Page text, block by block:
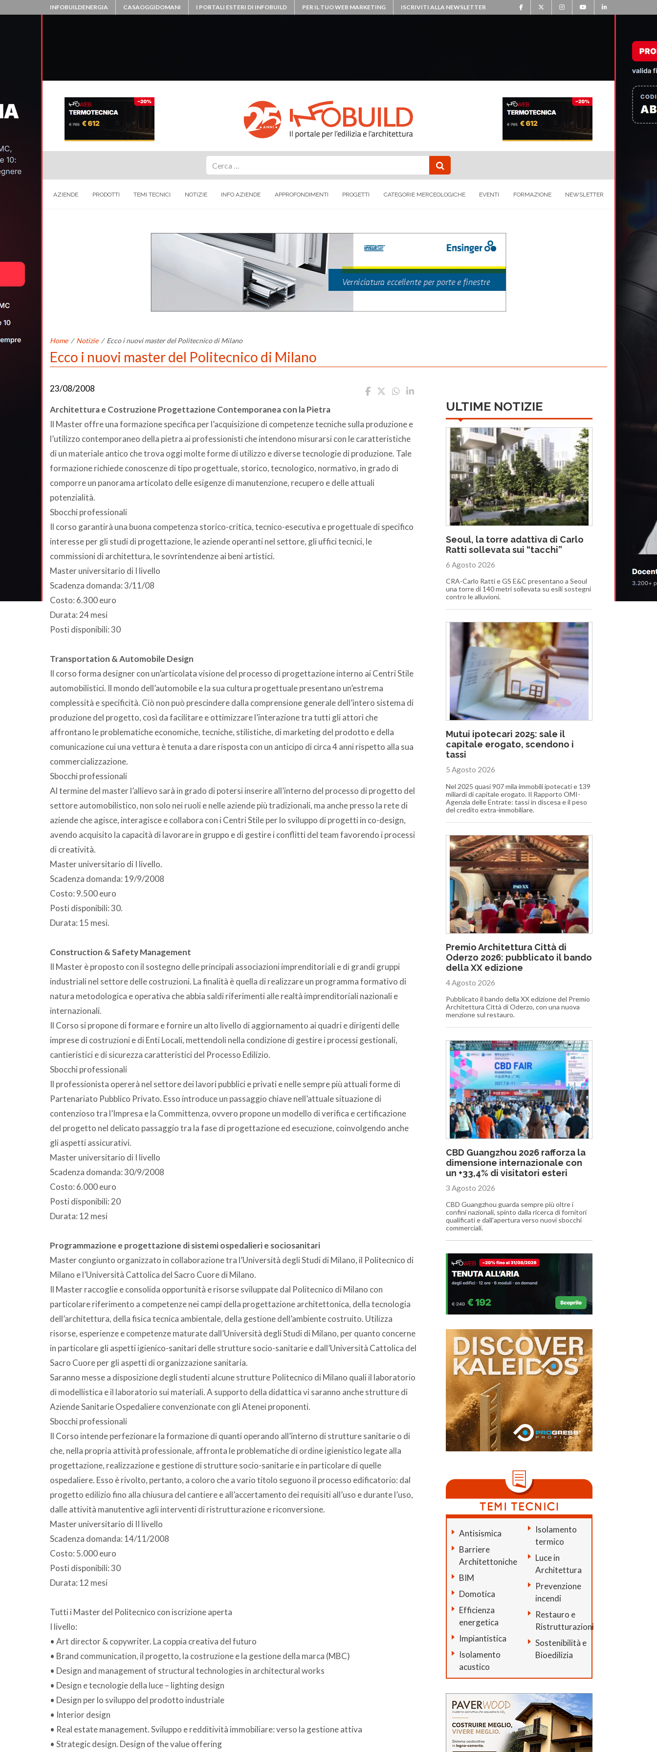
INFOBUILDENERGIA CASAOGGIDOMANI I PORTALI ESTERI DI INFOBUILD PER IL TUO WEB MARKETING ISCRIVITI ALLA NEWSLETTER
AZIENDE PRODOTTI TEMI TECNICI NOTIZIE INFO AZIENDE APPROFONDIMENTI PROGETTI CATEGORIE MERCEOLOGICHE EVENTI FORMAZIONE NEWSLETTER
Home / Notizie / Ecco i nuovi master del Politecnico di Milano
Ecco i nuovi master del Politecnico di Milano
23/08/2008
Architettura e Costruzione Progettazione Contemporanea con la Pietra
Il Master offre una formazione specifica per l’acquisizione di competenze tecniche sulla produzione e
l’utilizzo contemporaneo della pietra ai professionisti che intendono misurarsi con le caratteristiche
di un materiale antico che trova oggi molte forme di utilizzo e diverse tecnologie di produzione. Tale
formazione richiede conoscenze di tipo progettuale, storico, tecnologico, normativo, in grado di
comporre un panorama articolato delle esigenze di manutenzione, recupero e delle attuali
potenzialità.
Sbocchi professionali
Il corso garantirà una buona competenza storico-critica, tecnico-esecutiva e progettuale di specifico
interesse per gli studi di progettazione, le aziende operanti nel settore, gli uffici tecnici, le
commissioni di architettura, le sovrintendenze ai beni artistici.
Master universitario di I livello
Scadenza domanda: 3/11/08
Costo: 6.300 euro
Durata: 24 mesi
Posti disponibili: 30
Transportation & Automobile Design
Il corso forma designer con un’articolata visione del processo di progettazione interno ai Centri Stile
automobilistici. Il mondo dell’automobile e la sua cultura progettuale presentano un’estrema
complessità e specificità. Ciò non può prescindere dalla comprensione generale dell’intero sistema di
produzione del progetto, così da facilitare e ottimizzare l’interazione tra tutti gli attori che
affrontano le problematiche economiche, tecniche, stilistiche, di marketing del prodotto e della
comunicazione cui una vettura è tenuta a dare risposta con un anticipo di circa 4 anni rispetto alla sua
commercializzazione.
Sbocchi professionali
Al termine del master l’allievo sarà in grado di potersi inserire all’interno del processo di progetto del
settore automobilistico, non solo nei ruoli e nelle aziende più tradizionali, ma anche presso la rete di
aziende che agisce, interagisce e collabora con i Centri Stile per lo sviluppo di progetti in co-design,
avendo acquisito la capacità di lavorare in gruppo e di gestire i conflitti del team favorendo i processi
di creatività.
Master universitario di I livello.
Scadenza domanda: 19/9/2008
Costo: 9.500 euro
Posti disponibili: 30.
Durata: 15 mesi.
Construction & Safety Management
Il Master è proposto con il sostegno delle principali associazioni imprenditoriali e di grandi gruppi
industriali nel settore delle costruzioni. La finalità è quella di realizzare un programma formativo di
natura metodologica e operativa che abbia saldi riferimenti alle realtà imprenditoriali nazionali e
internazionali.
Il Corso si propone di formare e fornire un alto livello di aggiornamento ai quadri e dirigenti delle
imprese di costruzioni e di Enti Locali, mettendoli nella condizione di gestire i processi gestionali,
cantieristici e di sicurezza caratteristici del Processo Edilizio.
Sbocchi professionali
Il professionista opererà nel settore dei lavori pubblici e privati e nelle sempre più attuali forme di
Partenariato Pubblico Privato. Esso introduce un passaggio chiave nell’attuale situazione di
contenzioso tra l’Impresa e la Committenza, ovvero propone un modello di verifica e certificazione
del progetto nel delicato passaggio tra la fase di progettazione ed esecuzione, coinvolgendo anche
gli aspetti assicurativi.
Master universitario di I livello
Scadenza domanda: 30/9/2008
Costo: 6.000 euro
Posti disponibili: 20
Durata: 12 mesi
Programmazione e progettazione di sistemi ospedalieri e sociosanitari
Master congiunto organizzato in collaborazione tra l’Università degli Studi di Milano, il Politecnico di
Milano e l’Università Cattolica del Sacro Cuore di Milano.
Il Master raccoglie e consolida opportunità e risorse sviluppate dal Politecnico di Milano con
particolare riferimento a competenze nei campi della progettazione architettonica, della tecnologia
dell’architettura, della fisica tecnica ambientale, della gestione dell’ambiente costruito. Utilizza
risorse, esperienze e competenze maturate dall’Università degli Studi di Milano, per quanto concerne
in particolare gli aspetti igienico-sanitari delle strutture socio-sanitarie e dall’Università Cattolica del
Sacro Cuore per gli aspetti di organizzazione sanitaria.
Saranno messe a disposizione degli studenti alcune strutture Politecnico di Milano quali il laboratorio
di modellistica e il laboratorio sui materiali. A supporto della didattica vi saranno anche strutture di
Aziende Sanitarie Ospedaliere convenzionate con gli Atenei proponenti.
Sbocchi professionali
Il Corso intende perfezionare la formazione di quanti operando all’interno di strutture sanitarie o di
che, nella propria attività professionale, affronta le problematiche di ordine igienistico legate alla
progettazione, realizzazione e gestione di strutture socio-sanitarie e in particolare di quelle
ospedaliere. Esso è rivolto, pertanto, a coloro che a vario titolo seguono il processo edificatorio: dal
progetto edilizio fino alla chiusura del cantiere e all’accertamento dei requisiti all’uso e durante l’uso,
dalle attività manutentive agli interventi di ristrutturazione e riconversione.
Master universitario di II livello
Scadenza domanda: 14/11/2008
Costo: 5.000 euro
Posti disponibili: 30
Durata: 12 mesi
Tutti i Master del Politecnico con iscrizione aperta
I livello:
• Art director & copywriter. La coppia creativa del futuro
• Brand communication, il progetto, la costruzione e la gestione della marca (MBC)
• Design and management of structural technologies in architectural works
• Design e tecnologie della luce – lighting design
• Design per lo sviluppo del prodotto industriale
• Interior design
• Real estate management. Sviluppo e redditività immobiliare: verso la gestione attiva
• Strategic design. Design of the value offering
ULTIME NOTIZIE
Seoul, la torre adattiva di Carlo
Ratti sollevata sui “tacchi”
6 Agosto 2026
CRA-Carlo Ratti e GS E&C presentano a Seoul
una torre di 140 metri sollevata su esili sostegni
contro le alluvioni.
Mutui ipotecari 2025: sale il
capitale erogato, scendono i
tassi
5 Agosto 2026
Nel 2025 quasi 907 mila immobili ipotecati e 139
miliardi di capitale erogato. Il Rapporto OMI-
Agenzia delle Entrate: tassi in discesa e il peso
del credito extra-immobiliare.
Premio Architettura Città di
Oderzo 2026: pubblicato il bando
della XX edizione
4 Agosto 2026
Pubblicato il bando della XX edizione del Premio
Architettura Città di Oderzo, con una nuova
menzione sul restauro.
CBD Guangzhou 2026 rafforza la
dimensione internazionale con
un +33,4% di visitatori esteri
3 Agosto 2026
CBD Guangzhou guarda sempre più oltre i
confini nazionali, spinto dalla ricerca di fornitori
qualificati e dall'apertura verso nuovi sbocchi
commerciali.
Antisismica
Barriere
Architettoniche
BIM
Domotica
Efficienza
energetica
Impiantistica
Isolamento
acustico
Isolamento
termico
Luce in
Architettura
Prevenzione
incendi
Restauro e
Ristrutturazioni
Sostenibilità e
Bioedilizia